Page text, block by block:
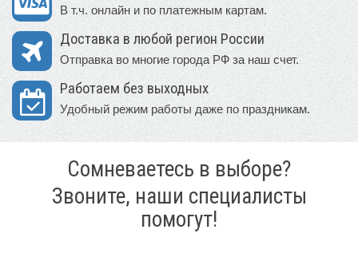
В т.ч. онлайн и по платежным картам.
Доставка в любой регион России
Отправка во многие города РФ за наш счет.
Работаем без выходных
Удобный режим работы даже по праздникам.
Сомневаетесь в выборе?
Звоните, наши специалисты
помогут!